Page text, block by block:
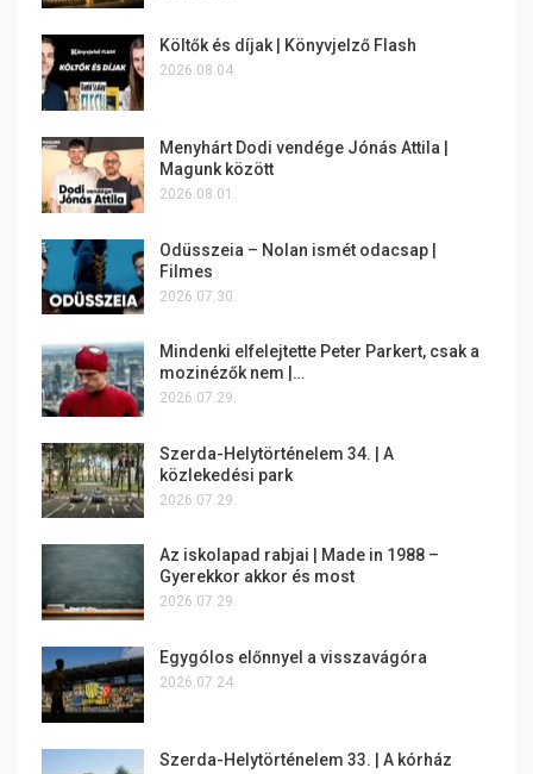
Költők és díjak | Könyvjelző Flash
2026.08.04.
Menyhárt Dodi vendége Jónás Attila |
Magunk között
2026.08.01.
Odüsszeia – Nolan ismét odacsap |
Filmes
2026.07.30.
Mindenki elfelejtette Peter Parkert, csak a
mozinézők nem |…
2026.07.29.
Szerda-Helytörténelem 34. | A
közlekedési park
2026.07.29.
Az iskolapad rabjai | Made in 1988 –
Gyerekkor akkor és most
2026.07.29.
Egygólos előnnyel a visszavágóra
2026.07.24.
Szerda-Helytörténelem 33. | A kórház